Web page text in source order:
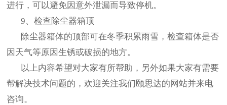
进行，可以避免因意外泄漏而导致停机。
9、检查除尘器箱顶
除尘器箱体的顶部可在冬季积累雨雪，检查箱体是否
因天气等原因生锈或破损的地方。
以上内容希望对大家有所帮助，另外如果大家有需要
帮解决技术问题的，欢迎关注我们颐思达的网站并来电
咨询。